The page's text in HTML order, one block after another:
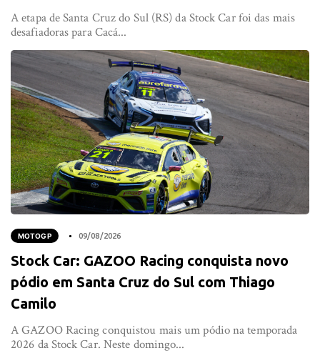
A etapa de Santa Cruz do Sul (RS) da Stock Car foi das mais
desafiadoras para Cacá...
MOTOGP 09/08/2026
Stock Car: GAZOO Racing conquista novo
pódio em Santa Cruz do Sul com Thiago
Camilo
A GAZOO Racing conquistou mais um pódio na temporada
2026 da Stock Car. Neste domingo...